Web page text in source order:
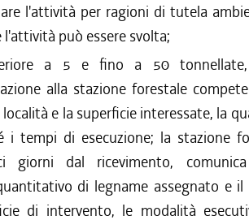
l'attività per ragioni di tutela
può essere svolta;
a 5 e fino a 50 tonnellate,
alla stazione forestale
e la superficie interessate, la
i tempi di esecuzione; la stazione
dal ricevimento,
di legname assegnato e il
di intervento, le modalità